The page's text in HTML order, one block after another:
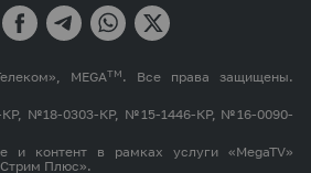
MEGATM. Все права защищены.
№18-0303-КР, №15-1446-КР, №16-0090-
и контент в рамках услуги «MegaTV»
Плюс».